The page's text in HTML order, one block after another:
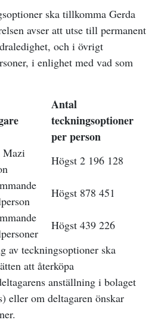
ska tillkomma Gerda
avser att utse till permanent
och i övrigt
i enlighet med vad som
Antal
teckningsoptioner
per person
Mazi
Högst 2 196 128
Högst 878 451
Högst 439 226
av teckningsoptioner ska
att återköpa
anställning i bolaget
eller om deltagaren önskar